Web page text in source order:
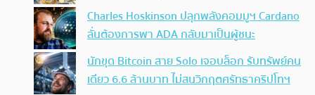
Charles Hoskinson ปลุกพลังคอมมูฯ Cardano
ลั่นต้องการพา ADA กลับมาเป็นผู้ชนะ
นักขุด Bitcoin สาย Solo เจอบล็อก รับทรัพย์คน
เดียว 6.6 ล้านบาท ไม่สนวิกฤตศรัทธาคริปโทฯ